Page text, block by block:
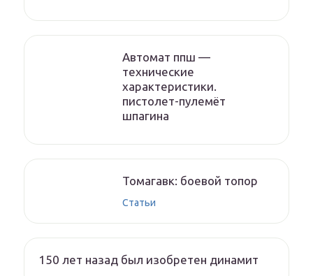
Автомат ппш —
технические
характеристики.
пистолет-пулемёт
шпагина
Томагавк: боевой топор
Статьи
150 лет назад был изобретен динамит